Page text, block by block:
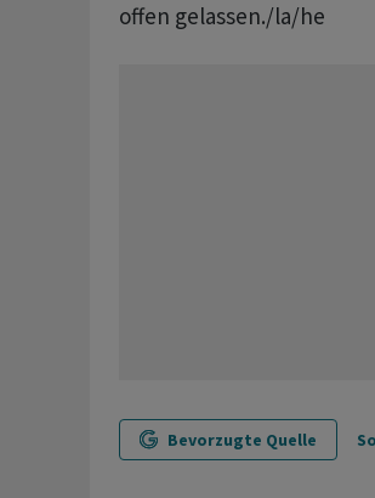
offen gelassen./la/he
Bevorzugte Quelle